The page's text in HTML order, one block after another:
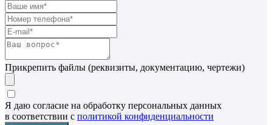
Прикрепить файлы (реквизиты, документацию, чертежи)
Я даю согласие на обработку персональных данных
в соответствии с политикой конфиденциальности